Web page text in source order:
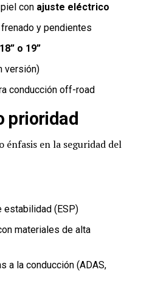
con ajuste eléctrico
y pendientes
18” o 19”
versión)
conducción off-road
prioridad
énfasis en la seguridad del
estabilidad (ESP)
materiales de alta
a la conducción (ADAS,